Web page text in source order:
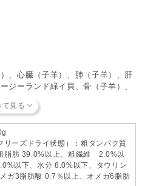
、心臓（子羊）、肺（子羊）、肝
ジーランド緑イ貝、骨（子羊）、
）オイル、リン酸二カリウム、塩
プロティネイトマンガン）、ビタ
、葉酸、ビタミンD3）
リーズドライ状態）：粗タンパク質
脂肪 39.0%以上、粗繊維 2.0%以
以下、水分 8.0%以下、タウリン
ガ3脂肪酸 0.7％以上、オメガ6脂肪